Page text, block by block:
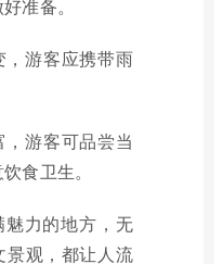
准备。
游客应携带雨
游客可品尝当
食卫生。
力的地方，无
景观，都让人流